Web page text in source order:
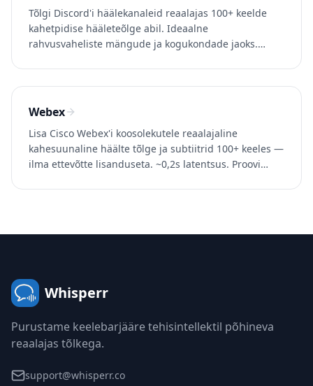
Tõlgi Discord'i häälekanaleid reaalajas 100+ keelde
kahetpidise hääleteõlge abil. Ideaalne
rahvusvaheliste mängude ja kogukondade jaoks.
Webex
Lisa Cisco Webex'i koosolekutele reaalajaline
kahesuunaline häälte tõlge ja subtiitrid 100+ keeles —
ilma ettevõtte lisanduseta. ~0,2s latentsus. Proovi
Whisperr
Purustame keelebarjääre tehisintellektil põhineva
reaalajas tõlkega.
support@whisperr.co